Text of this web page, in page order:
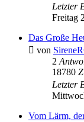
Letzter
Freitag
Das Große
von
2
18780
Letzter
Vom Lärm,